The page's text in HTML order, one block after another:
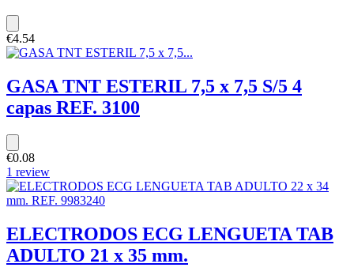
€4.54
GASA TNT ESTERIL 7,5 x 7,5 S/5 4
capas REF. 3100
€0.08
1 review
ELECTRODOS ECG LENGUETA TAB
ADULTO 21 x 35 mm.